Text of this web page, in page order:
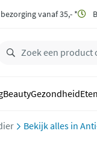
bezorging vanaf 35,- *
BeautyGezondheid